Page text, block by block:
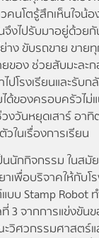
คนโตรู้สึกเห็นใจน้
งไปรับมาอยู่ด้วย
าง ขับรถขาย ขาย
ของ ช่วยสับมะละก
โรงเรียนและรับก
ด้ของครอบครัวไม่
วันหยุดเสาร์ อาทิ
ในเรื่องการเรียน
นักกิจกรรม ในสมั
เพื่อบริจาคให้กับโ
บบ Stamp Robot
3 จากการแข่งขัน
วิศวกรรมศาสตร์แ